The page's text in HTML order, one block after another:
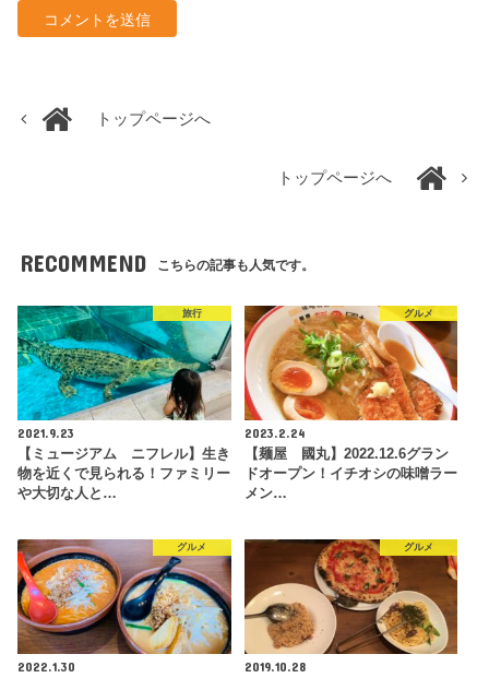
トップページへ
トップページへ
RECOMMEND こちらの記事も人気です。
旅行
2021.9.23
【ミュージアム ニフレル】生き
物を近くで見られる！ファミリー
や大切な人と…
グルメ
2023.2.24
【麺屋 國丸】2022.12.6グラン
ドオープン！イチオシの味噌ラー
メン…
グルメ
2022.1.30
グルメ
2019.10.28